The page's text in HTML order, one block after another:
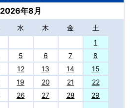
2026年8月
水 木 金
土
1
5 6 7
8
12 13 14
15
19 20 21
22
26 27 28
29